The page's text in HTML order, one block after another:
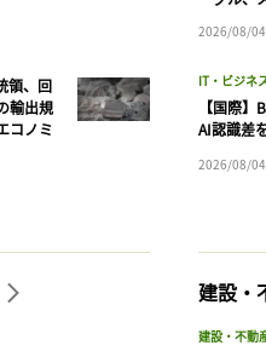
領、回
輸出規
コノミ
2026/08/04
IT・ビジネ
【国際
AI認識差
2026/08/04
建設・
建設・不動